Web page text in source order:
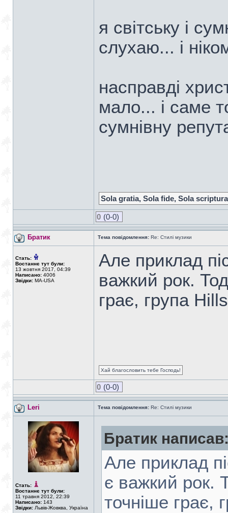
я світську і
слухаю... і
насправді
мало... і саме
сумнівну
Sola gratia, Sola fide, Sola scriptura
0 (0-0)
Братик Тема повідомлення: Re: Стилі музики
Стать:
Востаннє тут були:
13 жовтня 2017, 04:39
Написано: 4006
Звідки: MA-USA
Але приклад
важкий рок.
грає, група
Хай благословить тебе Господь!
0 (0-0)
Leri Тема повідомлення: Re: Стилі музики
Стать:
Востаннє тут були:
11 травня 2012, 22:39
Написано: 143
Звідки: Львів-Жовква, Україна
Братик
Але приклад
є важкий рок.
точніше грає,